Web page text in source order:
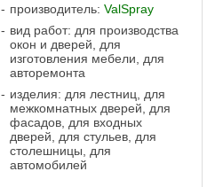
производитель: ValSpray
вид работ: для производства
окон и дверей, для
изготовления мебели, для
авторемонта
изделия: для лестниц, для
межкомнатных дверей, для
фасадов, для входных
дверей, для стульев, для
столешницы, для
автомобилей